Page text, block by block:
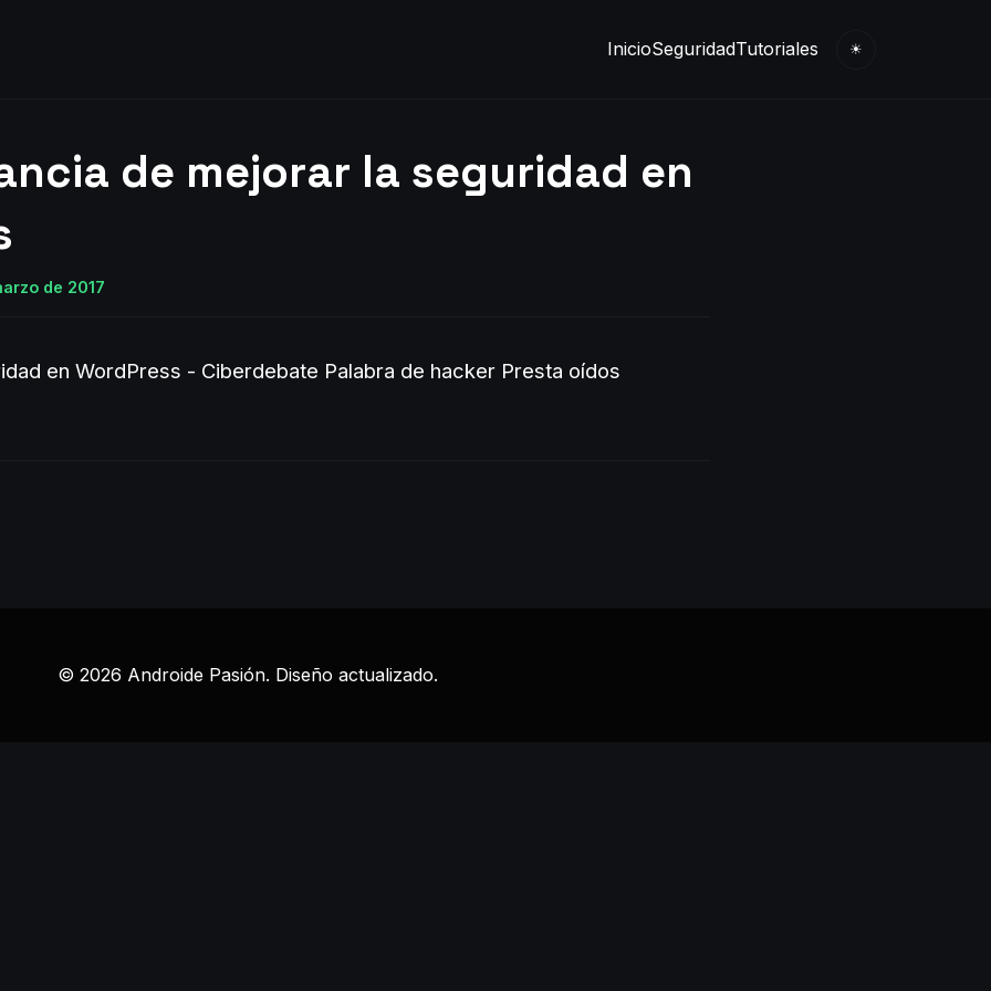
InicioSeguridadTutoriales ☀
de mejorar la seguridad en
de 2017
en WordPress - Ciberdebate Palabra de hacker Presta oídos
© 2026 Androide Pasión. Diseño actualizado.